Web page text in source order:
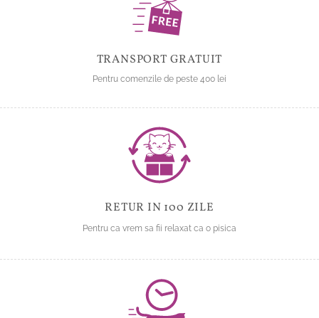
TRANSPORT GRATUIT
Pentru comenzile de peste 400 lei
RETUR IN 100 ZILE
Pentru ca vrem sa fii relaxat ca o pisica